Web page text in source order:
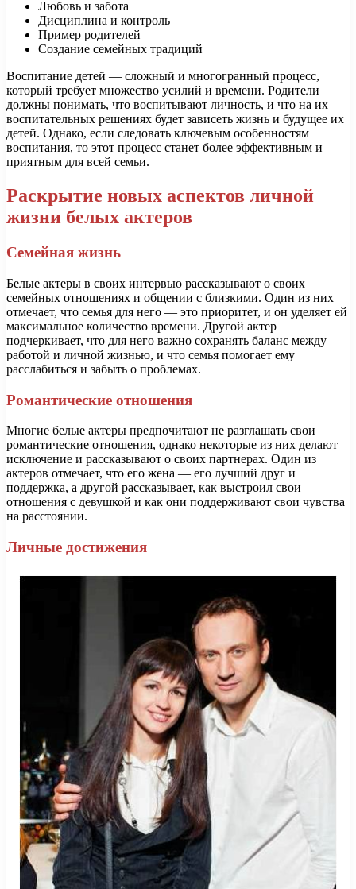
Любовь и забота
Дисциплина и контроль
Пример родителей
Создание семейных традиций
Воспитание детей — сложный и многогранный процесс,
который требует множество усилий и времени. Родители
должны понимать, что воспитывают личность, и что на их
воспитательных решениях будет зависеть жизнь и будущее их
детей. Однако, если следовать ключевым особенностям
воспитания, то этот процесс станет более эффективным и
приятным для всей семьи.
Раскрытие новых аспектов личной
жизни белых актеров
Семейная жизнь
Белые актеры в своих интервью рассказывают о своих
семейных отношениях и общении с близкими. Один из них
отмечает, что семья для него — это приоритет, и он уделяет ей
максимальное количество времени. Другой актер
подчеркивает, что для него важно сохранять баланс между
работой и личной жизнью, и что семья помогает ему
расслабиться и забыть о проблемах.
Романтические отношения
Многие белые актеры предпочитают не разглашать свои
романтические отношения, однако некоторые из них делают
исключение и рассказывают о своих партнерах. Один из
актеров отмечает, что его жена — его лучший друг и
поддержка, а другой рассказывает, как выстроил свои
отношения с девушкой и как они поддерживают свои чувства
на расстоянии.
Личные достижения